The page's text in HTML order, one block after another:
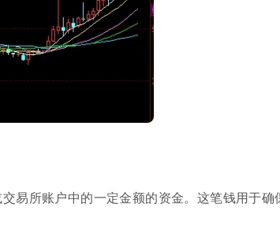
易所账户中的一定金额的资金。这笔钱用于确